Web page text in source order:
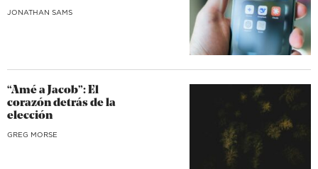
JONATHAN SAMS
“Amé a Jacob”: El
corazón detrás de la
elección
GREG MORSE